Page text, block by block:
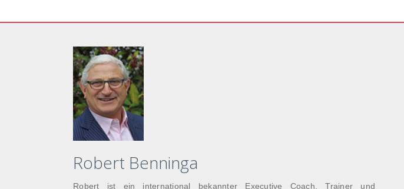
Robert Benninga
Robert ist ein international bekannter Executive Coach, Trainer und